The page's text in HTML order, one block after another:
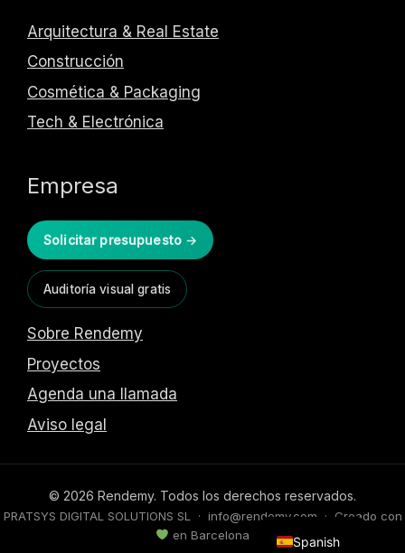
Arquitectura & Real Estate
Construcción
Cosmética & Packaging
Tech & Electrónica
Empresa
Solicitar presupuesto →
Auditoría visual gratis
Sobre Rendemy
Proyectos
Agenda una llamada
Aviso legal
© 2026 Rendemy. Todos los derechos reservados.
PRATSYS DIGITAL SOLUTIONS SL · info@rendemy.com · Creado con
en Barcelona
Spanish
English